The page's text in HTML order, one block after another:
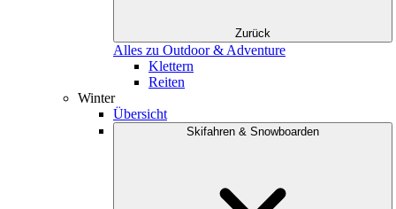
Zurück
Alles zu Outdoor & Adventure
Klettern
Reiten
Winter
Übersicht
Skifahren & Snowboarden